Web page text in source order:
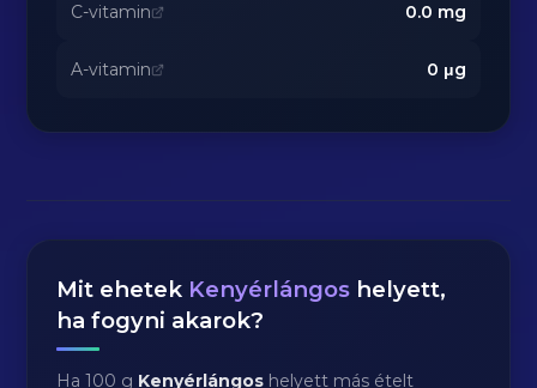
C-vitamin 0.0 mg
A-vitamin 0 μg
Mit ehetek Kenyérlángos helyett,
ha fogyni akarok?
Ha 100 g Kenyérlángos helyett más ételt